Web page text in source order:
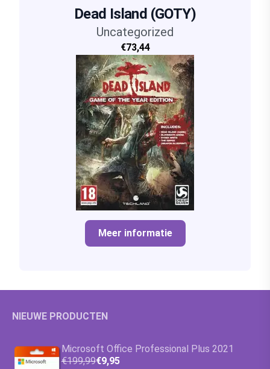
Dead Island (GOTY)
Uncategorized
€73,44
Meer informatie
NIEUWE PRODUCTEN
Microsoft Office Professional Plus 2021
€199,99€9,95